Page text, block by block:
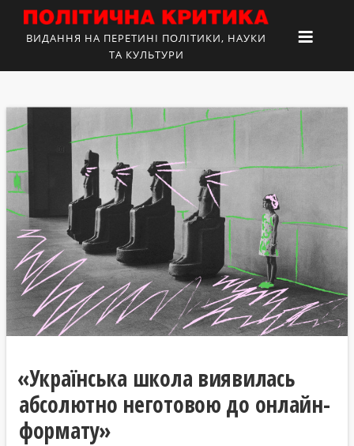
ВИДАННЯ НА ПЕРЕТИНІ ПОЛІТИКИ, НАУКИ
ТА КУЛЬТУРИ
«Українська школа виявилась
абсолютно неготовою до онлайн-
формату»